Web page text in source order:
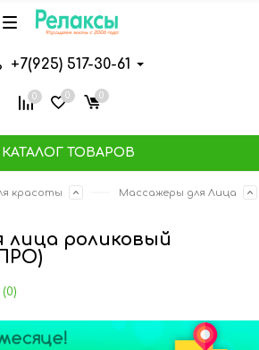
КАТАЛОГ ТОВАРОВ
+7(925) 517-30-61
0 0 0
красоты Массажеры для Лица
лица роликовый